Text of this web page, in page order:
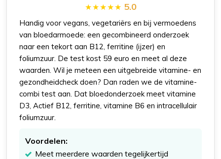
5.0
Handig voor vegans, vegetariërs en bij vermoedens
van bloedarmoede: een gecombineerd onderzoek
naar een tekort aan B12, ferritine (ijzer) en
foliumzuur. De test kost 59 euro en meet al deze
waarden. Wil je meteen een uitgebreide vitamine- en
gezondheidcheck doen? Dan raden we de vitamine-
combi test aan. Dat bloedonderzoek meet vitamine
D3, Actief B12, ferritine, vitamine B6 en intracellulair
foliumzuur.
Voordelen:
Meet meerdere waarden tegelijkertijd